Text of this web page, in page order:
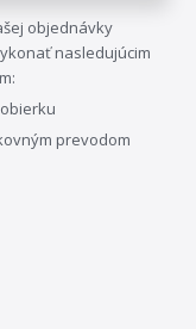
objednávky
nasledujúcim
prevodom